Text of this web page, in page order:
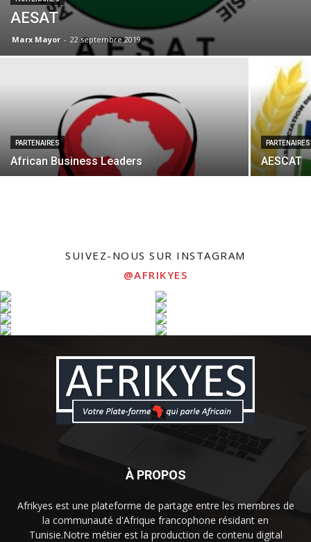
AESAT
Marx Mayor - 22 septembre 2019
PARTENAIRES
African Business Leaders
PARTENAIRES
AESCAT
SUIVEZ-NOUS SUR INSTAGRAM
@AFRIKYES
À PROPOS
Afrikyes est une plateforme de partage entre les membres de
la communauté d'Afrique francophone résidant en
Tunisie.Notre métier est la production de contenu digital